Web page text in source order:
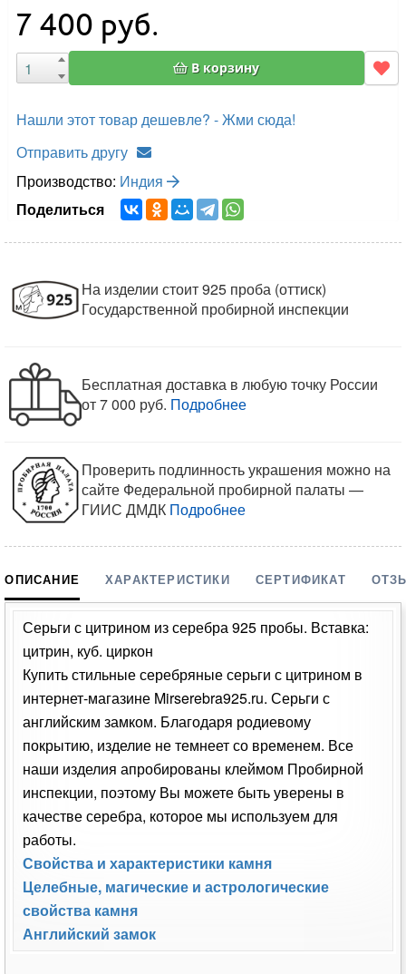
7 400 руб.
В корзину
Нашли этот товар дешевле? - Жми сюда!
Отправить другу
Производство: Индия
Поделиться
На изделии стоит 925 проба (оттиск)
Государственной пробирной инспекции
Бесплатная доставка в любую точку России
от 7 000 руб. Подробнее
Проверить подлинность украшения можно на
сайте Федеральной пробирной палаты —
ГИИС ДМДК Подробнее
ОПИСАНИЕ ХАРАКТЕРИСТИКИ СЕРТИФИКАТ
Серьги с цитрином из серебра 925 пробы. Вставка:
цитрин, куб. циркон
Купить стильные серебряные серьги с цитрином в
интернет-магазине Mirserebra925.ru. Серьги с
английским замком. Благодаря родиевому
покрытию, изделие не темнеет со временем. Все
наши изделия апробированы клеймом Пробирной
инспекции, поэтому Вы можете быть уверены в
качестве серебра, которое мы используем для
работы.
Свойства и характеристики камня
Целебные, магические и астрологические
свойства камня
Английский замок